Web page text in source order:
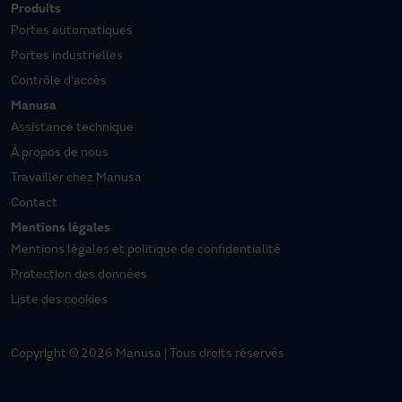
Produits
Portes automatiques
Portes industrielles
Contrôle d'accès
Manusa
Assistance technique
À propos de nous
Travailler chez Manusa
Contact
Mentions légales
Mentions légales et politique de confidentialité
Protection des données
Liste des cookies
Copyright © 2026 Manusa | Tous droits réservés